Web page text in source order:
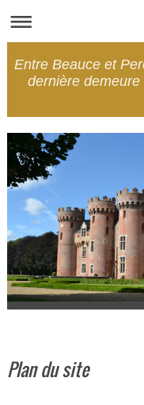
Entre Beauce et
dernière
Plan du site